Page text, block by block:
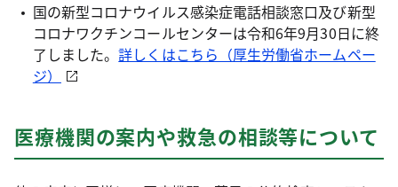
国の新型コロナウイルス感染症電話相談窓口及び新型
コロナワクチンコールセンターは令和6年9月30日に終
了しました。詳しくはこちら（厚生労働省ホームペー
ジ）
医療機関の案内や救急の相談等について